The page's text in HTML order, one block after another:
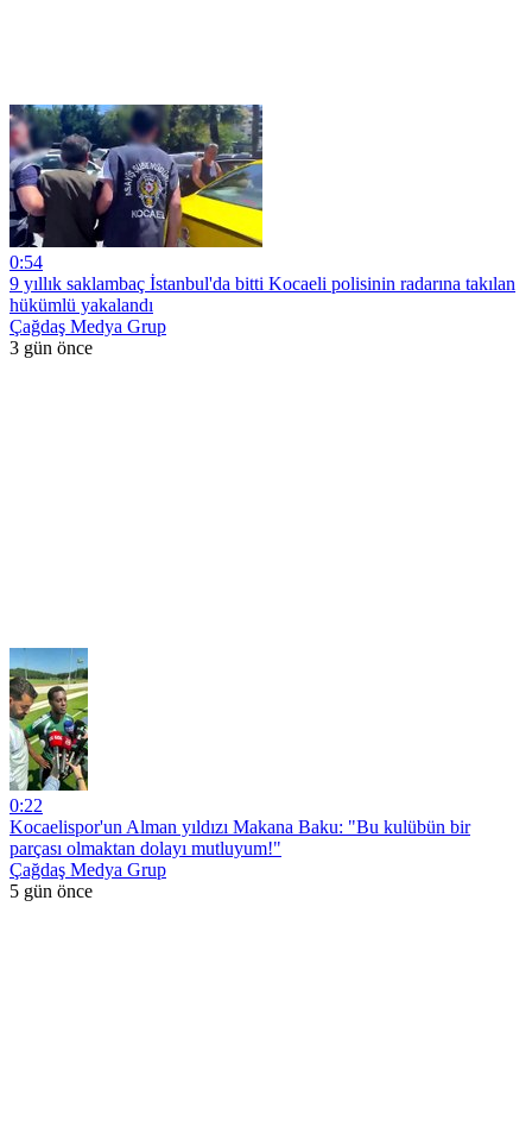
0:54
9 yıllık saklambaç İstanbul'da bitti Kocaeli polisinin radarına takılan
hükümlü yakalandı
Çağdaş Medya Grup
3 gün önce
0:22
Kocaelispor'un Alman yıldızı Makana Baku: "Bu kulübün bir
parçası olmaktan dolayı mutluyum!"
Çağdaş Medya Grup
5 gün önce